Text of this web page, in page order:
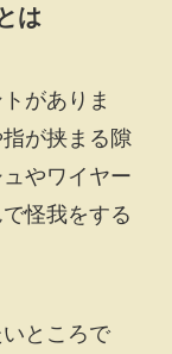
は
がありま
が挟まる隙
やワイヤー
怪我をする
ところで